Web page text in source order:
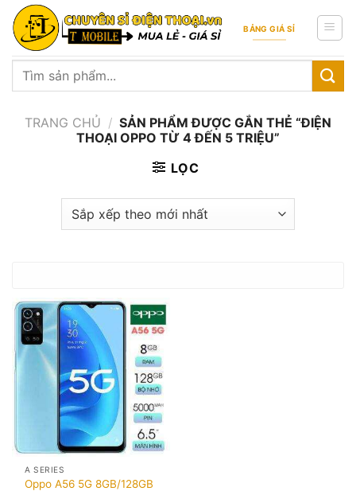
Skip
content
BẢNG GIÁ SỈ
Tìm
TRANG CHỦ / SẢN PHẨM ĐƯỢC GẮN THẺ “ĐIỆN
THOẠI OPPO TỪ 4 ĐẾN 5 TRIỆU”
LỌC
A SERIES
Oppo A56 5G 8GB/128GB